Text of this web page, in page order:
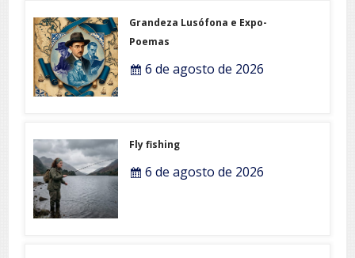
Grandeza Lusófona e Expo-
Poemas
6 de agosto de 2026
Fly fishing
6 de agosto de 2026